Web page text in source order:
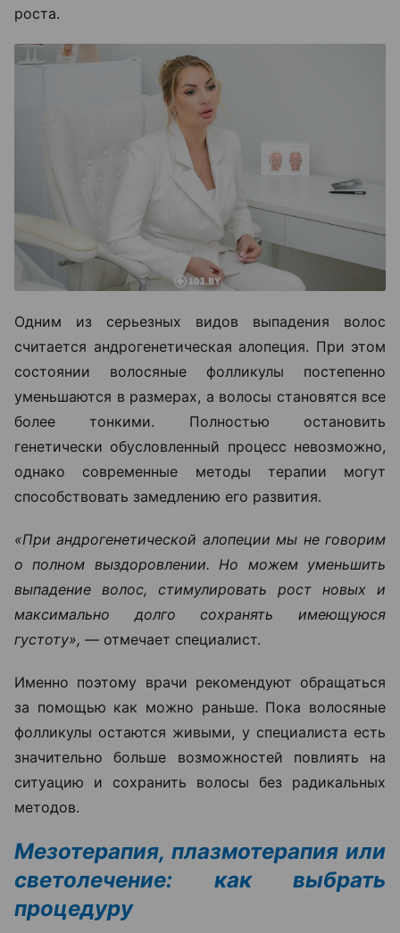
роста.
Одним из серьезных видов выпадения волос
считается андрогенетическая алопеция. При этом
состоянии волосяные фолликулы постепенно
уменьшаются в размерах, а волосы становятся все
более тонкими. Полностью остановить
генетически обусловленный процесс невозможно,
однако современные методы терапии могут
способствовать замедлению его развития.
«При андрогенетической алопеции мы не говорим
о полном выздоровлении. Но можем уменьшить
выпадение волос, стимулировать рост новых и
максимально долго сохранять имеющуюся
густоту», — отмечает специалист.
Именно поэтому врачи рекомендуют обращаться
за помощью как можно раньше. Пока волосяные
фолликулы остаются живыми, у специалиста есть
значительно больше возможностей повлиять на
ситуацию и сохранить волосы без радикальных
методов.
Мезотерапия, плазмотерапия или
светолечение: как выбрать
процедуру